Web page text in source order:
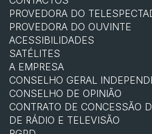
PROVEDORA DO
PROVEDORA DO OUVINTE
ACESSIBILIDADES
SATÉLITES
A EMPRESA
CONSELHO GERAL
CONSELHO DE OPINIÃO
CONTRATO DE CONCESSÃO
DE RÁDIO E TELEVISÃO